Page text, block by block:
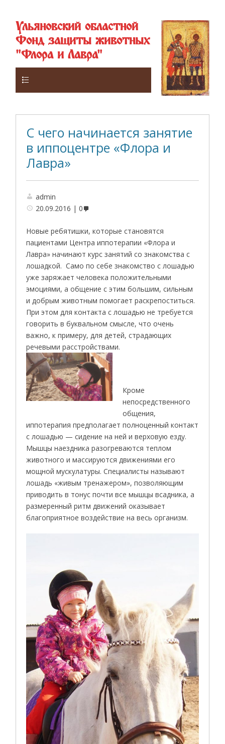
Ульяновский областной
Фонд защиты животных
"Флора и Лавра"
С чего начинается занятие
в иппоцентре «Флора и
Лавра»
admin
20.09.2016
0
Новые ребятишки, которые становятся
пациентами Центра иппотерапии «Флора и
Лавра» начинают курс занятий со знакомства с
лошадкой. Само по себе знакомство с лошадью
уже заряжает человека положительными
эмоциями, а общение с этим большим, сильным
и добрым животным помогает раскрепоститься.
При этом для контакта с лошадью не требуется
говорить в буквальном смысле, что очень
важно, к примеру, для детей, страдающих
речевыми расстройствами.
Кроме
непосредственного
общения,
иппотерапия предполагает полноценный контакт
с лошадью — сидение на ней и верховую езду.
Мышцы наездника разогреваются теплом
животного и массируются движениями его
мощной мускулатуры. Специалисты называют
лошадь «живым тренажером», позволяющим
приводить в тонус почти все мышцы всадника, а
размеренный ритм движений оказывает
благоприятное воздействие на весь организм.